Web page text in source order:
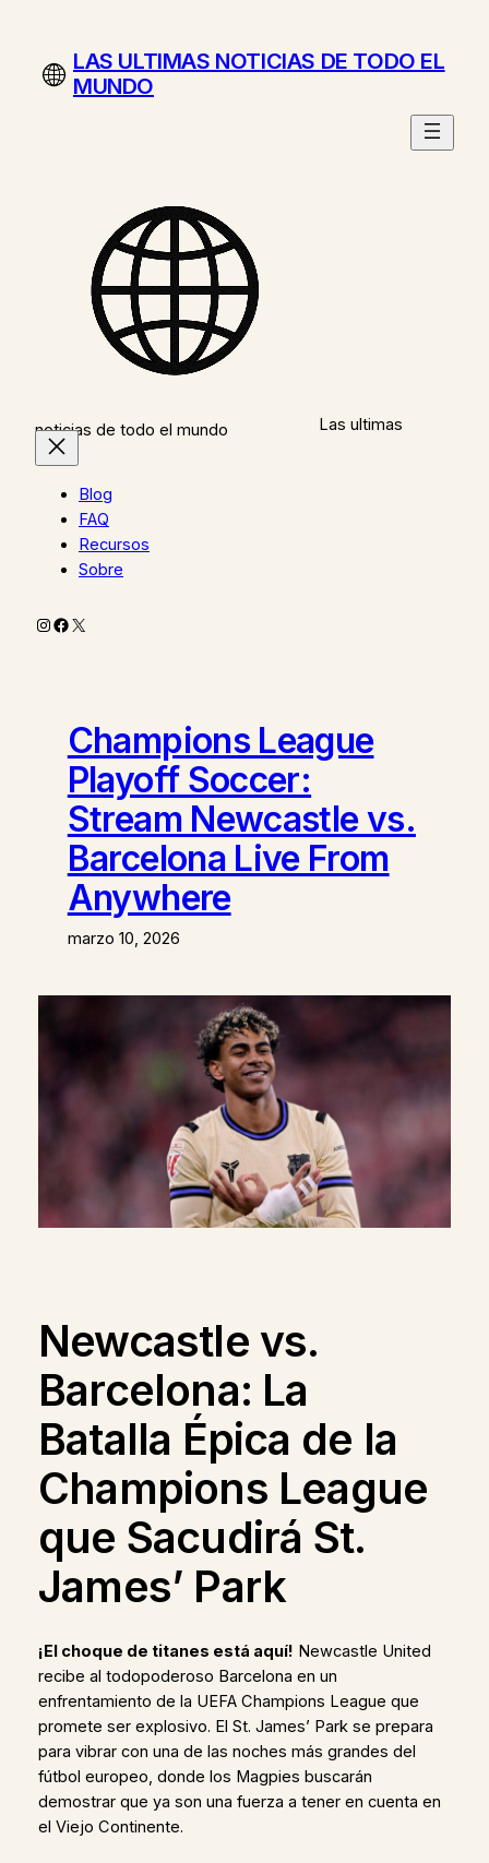
contenidoLAS ULTIMAS NOTICIAS DE TODO EL
MUNDO
Las ultimas
noticias de todo el mundo
Blog
FAQ
Recursos
Sobre
Instagram
Facebook
X
Champions League
Playoff Soccer:
Stream Newcastle vs.
Barcelona Live From
Anywhere
marzo 10, 2026
Newcastle vs.
Barcelona: La
Batalla Épica de la
Champions League
que Sacudirá St.
James’ Park
¡El choque de titanes está aquí! Newcastle United
recibe al todopoderoso Barcelona en un
enfrentamiento de la UEFA Champions League que
promete ser explosivo. El St. James’ Park se prepara
para vibrar con una de las noches más grandes del
fútbol europeo, donde los Magpies buscarán
demostrar que ya son una fuerza a tener en cuenta en
el Viejo Continente.